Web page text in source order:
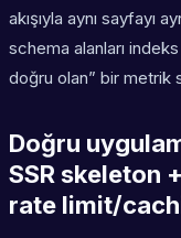
akışıyla aynı sayfayı
schema alanları
doğru olan” bir metrik
Doğru
SSR skeleton
rate limit/